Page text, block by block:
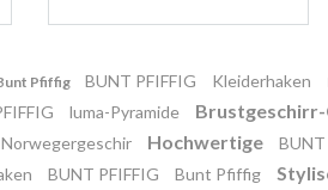
Pfiffig BUNT PFIFFIG Kleiderhaken
luma-Pyramide Brustgeschirr-
Norwegergeschir Hochwertige BUNT
BUNT PFIFFIG Bunt Pfiffig